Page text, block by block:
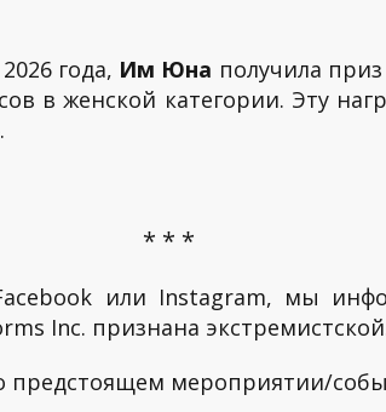
года, Им Юна получила
в женской категории. Эту
* * *
или Instagram, мы
Inc. признана
предстоящем мероприятии/